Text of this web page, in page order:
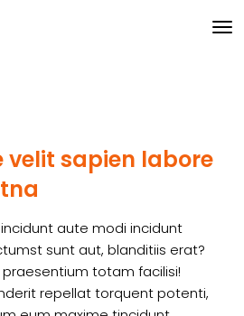
velit sapien labore
aute modi incidunt
sunt aut, blanditiis erat?
totam facilisi!
repellat torquent potenti,